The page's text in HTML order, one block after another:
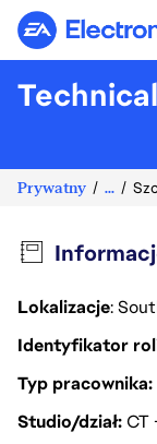
Prywatny ...
Lokalizacje:
Identyfikator
Typ pracownika
Studio/działCT